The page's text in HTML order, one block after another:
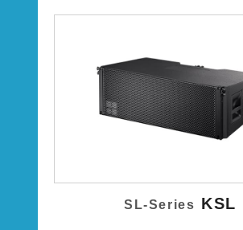
SL-Series KSL